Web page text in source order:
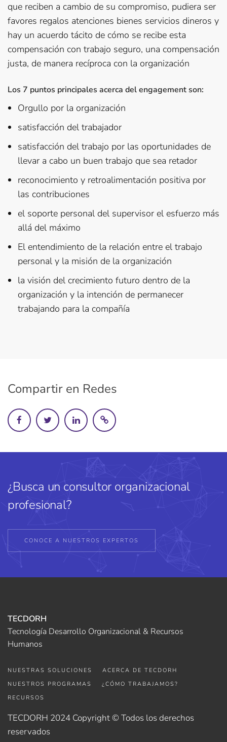
que reciben a cambio de su compromiso, pudiera ser
favores regalos atenciones bienes servicios dineros y
hay un acuerdo tácito de cómo se recibe esta
compensación con trabajo seguro, una compensación
justa, de manera recíproca con la organización
Los 7 puntos principales acerca del engagement son:
Orgullo por la organización
satisfacción del trabajador
satisfacción del trabajo por las oportunidades de
llevar a cabo un buen trabajo que sea retador
reconocimiento y retroalimentación positiva por
las contribuciones
el soporte personal del supervisor el esfuerzo más
allá del máximo
El entendimiento de la relación entre el trabajo
personal y la misión de la organización
la visión del crecimiento futuro dentro de la
organización y la intención de permanecer
trabajando para la compañía
Compartir en Redes
¿Busca un consultor organizacional
profesional?
CONOCE A NUESTROS EXPERTOS
TECDORH
Tecnología Desarrollo Organizacional & Recursos
Humanos
NUESTRAS SOLUCIONES
ACERCA DE TECDORH
NUESTROS PROGRAMAS
¿CÓMO TRABAJAMOS?
RECURSOS
TECDORH 2024 Copyright © Todos los derechos
reservados